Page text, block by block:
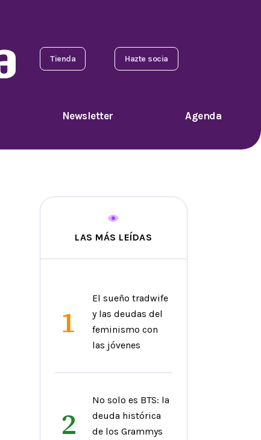
Tienda Hazte socia
Newsletter Agenda
LAS MÁS LEÍDAS
1
El sueño tradwife
y las deudas del
feminismo con
las jóvenes
2
No solo es BTS: la
deuda histórica
de los Grammys